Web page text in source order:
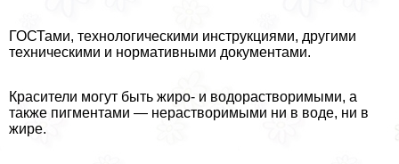
ГОСТами, технологическими инструкциями, другими
техническими и нормативными документами.
Красители могут быть жиро- и водорастворимыми, а
также пигментами — нерастворимыми ни в воде, ни в
жире.